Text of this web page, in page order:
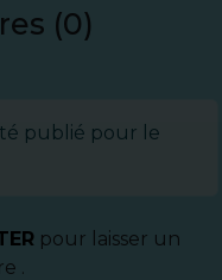
(0)
publié pour le
pour laisser un
.